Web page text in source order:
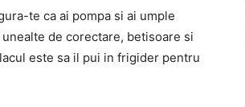
te ca ai pompa si ai umple
de corectare, betisoare si
este sa il pui in frigider pentru